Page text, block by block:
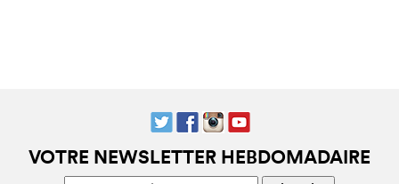
VOTRE NEWSLETTER HEBDOMADAIRE